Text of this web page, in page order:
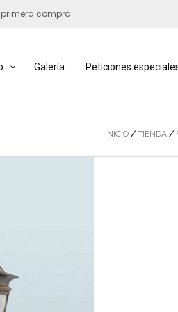
primera compra
Galería Peticiones
INICIO /TIENDA /